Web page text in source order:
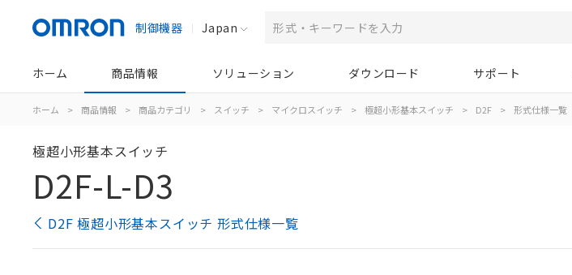
制御機器 Japan
ホーム 商品情報 ソリューション ダウンロード サポート
ホーム > 商品情報 > 商品カテゴリ > スイッチ > マイクロスイッチ > 極超小形基本スイッチ > D2F > 形式仕様一覧
極超小形基本スイッチ
D2F-L-D3
D2F 極超小形基本スイッチ 形式仕様一覧